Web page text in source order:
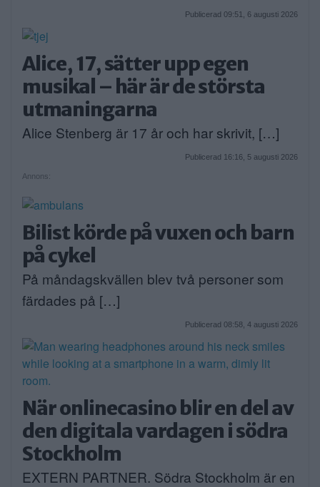
Publicerad 09:51, 6 augusti 2026
Alice, 17, sätter upp egen
musikal – här är de största
utmaningarna
Alice Stenberg är 17 år och har skrivit, […]
Publicerad 16:16, 5 augusti 2026
Annons:
Bilist körde på vuxen och barn
på cykel
På måndagskvällen blev två personer som
färdades på […]
Publicerad 08:58, 4 augusti 2026
När onlinecasino blir en del av
den digitala vardagen i södra
Stockholm
EXTERN PARTNER. Södra Stockholm är en